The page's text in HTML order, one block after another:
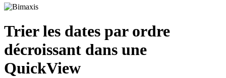
Trier les dates par ordre
décroissant dans une
QuickView